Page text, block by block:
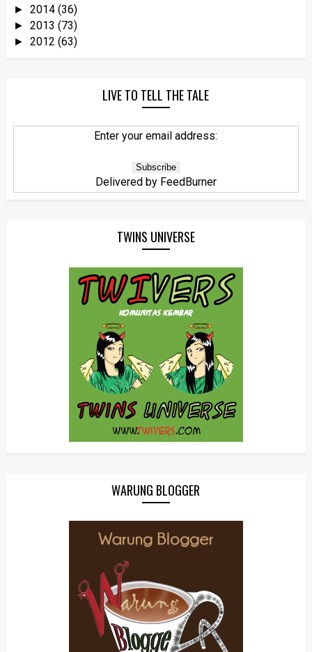
► 2014 (36)
► 2013 (73)
► 2012 (63)
LIVE TO TELL THE TALE
Enter your email address:
Delivered by FeedBurner
TWINS UNIVERSE
WARUNG BLOGGER